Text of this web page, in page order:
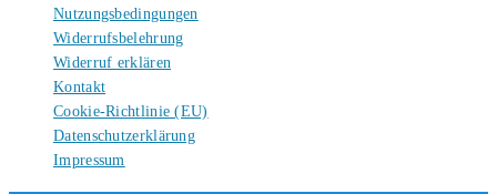
Nutzungsbedingungen
Widerrufsbelehrung
Widerruf erklären
Kontakt
Cookie-Richtlinie (EU)
Datenschutzerklärung
Impressum